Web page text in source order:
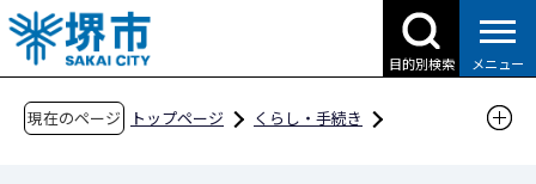
こ
の
ペ
目的別検索 メニュー
現在のページ トップページ
くらし・手続き